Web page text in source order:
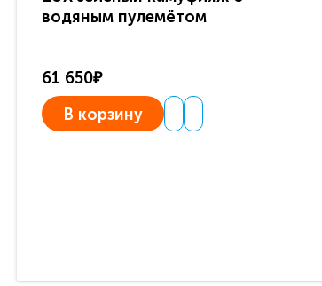
водяным пулемётом
61 650₽
В корзину